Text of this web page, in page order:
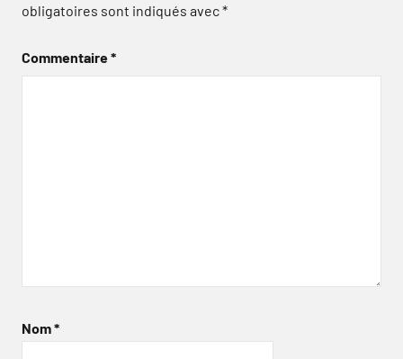
obligatoires sont indiqués avec*
Commentaire*
Nom*